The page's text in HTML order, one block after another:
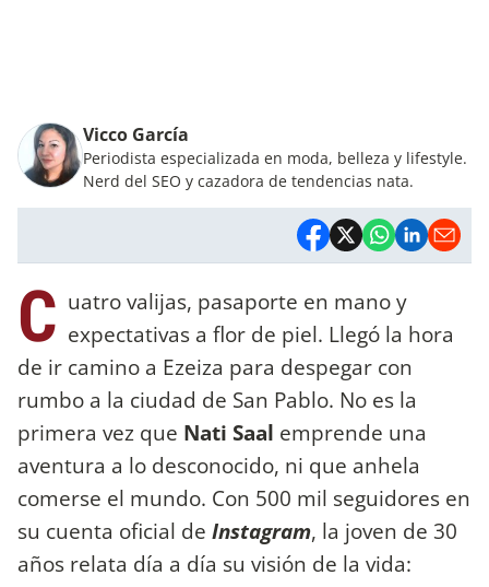
Vicco García
Periodista especializada en moda, belleza y lifestyle.
Nerd del SEO y cazadora de tendencias nata.
C uatro valijas, pasaporte en mano y
expectativas a flor de piel. Llegó la hora
de ir camino a Ezeiza para despegar con
rumbo a la ciudad de San Pablo. No es la
primera vez que Nati Saal emprende una
aventura a lo desconocido, ni que anhela
comerse el mundo. Con 500 mil seguidores en
su cuenta oficial de Instagram, la joven de 30
años relata día a día su visión de la vida: